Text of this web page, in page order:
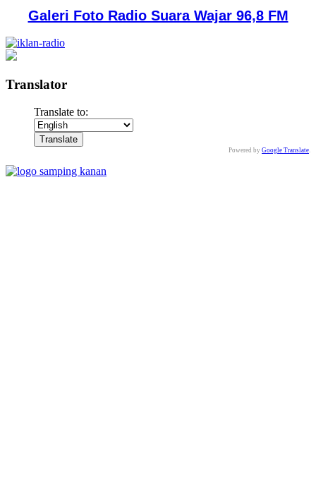
Galeri Foto Radio Suara Wajar 96,8 FM
Translator
Translate to:
Powered by Google Translate